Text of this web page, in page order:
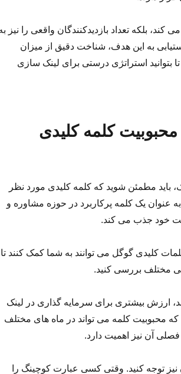
کند، بلکه تعداد بازدیدکنندگان واقعی را نیز
به این هدف، شناخت دقیق از میزان
استراتژی درستی برای لینک سازی
کلمه کلیدی
باید مطمئن شوید که کلمه کلیدی مورد نظر
یک کلمه پرکاربرد در حوزه مشاوره و
خود جذب می کند.
کلیدی گوگل می توانند به شما کمک کنند تا
مختلف بررسی کنید.
ارزش بیشتری برای سرمایه گذاری در لینک
که محبوبیت کلمه می تواند در ماه های مختلف
آن نیز اهمیت دارد.
توجه کنید. وقتی کسی عبارت کوچینگ را